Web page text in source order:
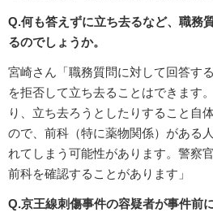
Q.何も答えずに立ち去るなど、職務
るのでしょうか。
宮崎さん「職務質問に対して回答す
を拒否して立ち去ることはできます
り、立ち去ろうとしたりすること自
ので、前科（特に薬物関係）がある
れてしまう可能性があります。警察
前科を確認することがあります」
Q.京王線刺傷事件の容疑者が事件前